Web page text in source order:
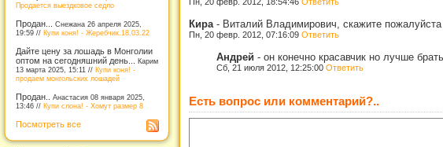
Продается выездковое седло
Продан... Снежана 26 апреля 2025,
19:59 // Купи коня! - Жеребчик.18.03.22
Дайте цену за лошадь в Монголии
оптом на сегодняшний день... Карим
13 марта 2025, 15:11 // Купи коня! -
продаем монгольских лошадей
Продан.. Анастасия 08 января 2025,
13:46 // Купи слона! - Хомут размер 8
Посмотреть все
Кира - Виталий Владимирович, скажите
Пн, 20 февр. 2012, 07:16:09 Ответить
Андрей - он конечно красавчик но лучше
Сб, 21 июля 2012, 12:25:00 Ответить
Есть вопрос или комментарий?..